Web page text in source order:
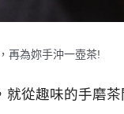
再為妳手沖一壺茶!
就從趣味的手磨